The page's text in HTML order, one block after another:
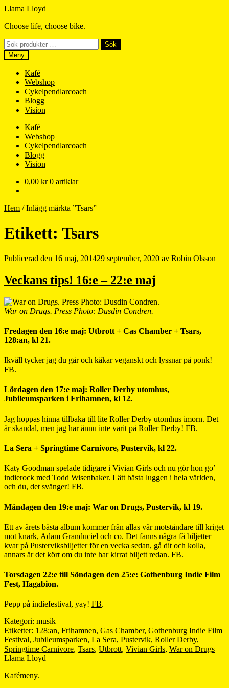
Hoppa
navigering
Hoppa
innehåll
Llama Lloyd
Choose life, choose bike.
Sök
efter:
Sök
Meny
Kafé
Webshop
Cykelpendlarcoach
Blogg
Vision
Kafé
Webshop
Cykelpendlarcoach
Blogg
Vision
0,00 kr 0 artiklar
Hem /Inlägg märkta ”Tsars”
Etikett: Tsars
Publicerad den 16 maj, 201429 september, 2020 av Robin Olsson
Veckans tips! 16:e – 22:e maj
War on Drugs. Press Photo: Dusdin Condren.
Fredagen den 16:e maj: Utbrott + Cas Chamber + Tsars,
128:an, kl 21.
Ikväll tycker jag du går och käkar veganskt och lyssnar på ponk!
FB.
Lördagen den 17:e maj: Roller Derby utomhus,
Jubileumsparken i Frihamnen, kl 12.
Jag hoppas hinna tillbaka till lite Roller Derby utomhus imorn. Det
är skandal, men jag har ännu inte varit på Roller Derby! FB.
La Sera + Springtime Carnivore, Pustervik, kl 22.
Katy Goodman spelade tidigare i Vivian Girls och nu gör hon go’
indierock med Todd Wisenbaker. Lätt bästa luggen i hela världen,
och du, det svänger! FB.
Måndagen den 19:e maj: War on Drugs, Pustervik, kl 19.
Ett av årets bästa album kommer från allas vår motståndare till kriget
mot knark, Adam Granduciel och co. Det fanns några få biljetter
kvar på Pusterviksbiljetter för en vecka sedan, gå dit och kolla,
annars är det kört om du inte har kirrat biljett redan. FB.
Torsdagen 22:e till Söndagen den 25:e: Gothenburg Indie Film
Fest, Hagabion.
Pepp på indiefestival, yay! FB.
Kategori: musik
Etiketter: 128:an, Frihamnen, Gas Chamber, Gothenburg Indie Film
Festival, Jubileumsparken, La Sera, Pustervik, Roller Derby,
Springtime Carnivore, Tsars, Utbrott, Vivian Girls, War on Drugs
Llama Lloyd
Kafémeny.